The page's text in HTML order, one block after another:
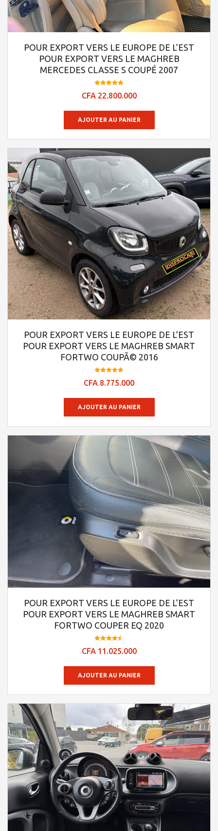
POUR EXPORT VERS LE EUROPE DE L’EST
POUR EXPORT VERS LE MAGHREB
MERCEDES CLASSE S COUPÉ 2007
4.84
CFA22.800.000
AJOUTER AU PANIER
POUR EXPORT VERS LE EUROPE DE L’EST
POUR EXPORT VERS LE MAGHREB SMART
FORTWO COUPÃ© 2016
4.95
CFA 8.775.000
AJOUTER AU PANIER
POUR EXPORT VERS LE EUROPE DE L’EST
POUR EXPORT VERS LE MAGHREB SMART
FORTWO COUPER EQ 2020
4.53
CFA11.025.000
AJOUTER AU PANIER